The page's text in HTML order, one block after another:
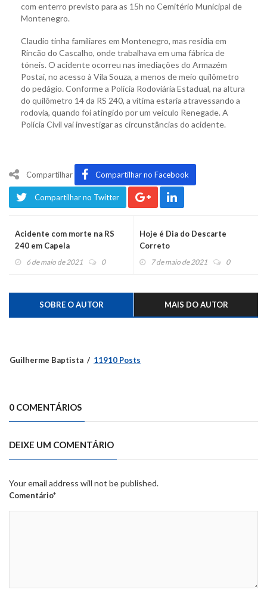
com enterro previsto para as 15h no Cemitério Municipal de
Montenegro.
Claudio tinha familiares em Montenegro, mas residia em
Rincão do Cascalho, onde trabalhava em uma fábrica de
tóneis. O acidente ocorreu nas imediações do Armazém
Postai, no acesso à Vila Souza, a menos de meio quilômetro
do pedágio. Conforme a Polícia Rodoviária Estadual, na altura
do quilômetro 14 da RS 240, a vítima estaria atravessando a
rodovia, quando foi atingido por um veículo Renegade. A
Polícia Civil vai investigar as circunstâncias do acidente.
Compartilhar Compartilhar no Facebook
Compartilhar no Twitter
Acidente com morte na RS
240 em Capela
6 de maio de 2021 0
Hoje é Dia do Descarte
Correto
7 de maio de 2021 0
SOBRE O AUTOR MAIS DO AUTOR
Guilherme Baptista 11910 Posts
0 COMENTÁRIOS
DEIXE UM COMENTÁRIO
Your email address will not be published.
Comentário*